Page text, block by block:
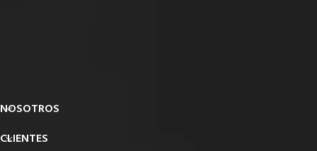
NOSOTROS
CLIENTES